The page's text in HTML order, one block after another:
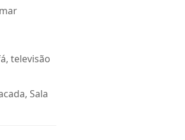
televisão
Sala